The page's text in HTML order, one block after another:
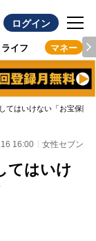
ログイン
ライフ マネー
てはいけない「お宝保険
16:00 女性セブン
てはいけ